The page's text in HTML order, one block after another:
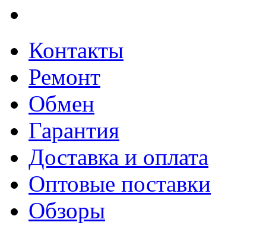
Контакты
Ремонт
Обмен
Гарантия
Доставка и оплата
Оптовые поставки
Обзоры